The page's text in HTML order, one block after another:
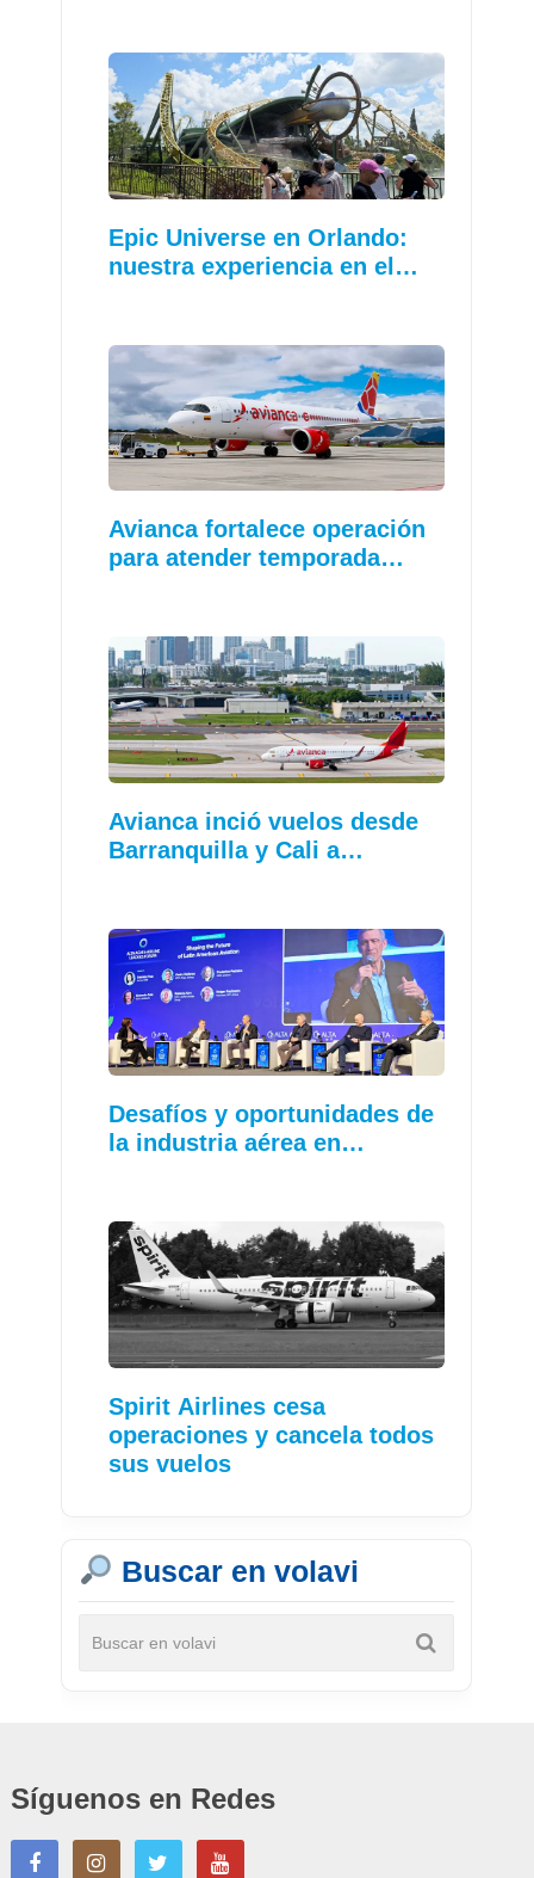
Epic Universe en Orlando:
nuestra experiencia en el…
Avianca fortalece operación
para atender temporada…
Avianca inció vuelos desde
Barranquilla y Cali a…
Desafíos y oportunidades de
la industria aérea en…
Spirit Airlines cesa
operaciones y cancela todos
sus vuelos
Buscar en volavi
Síguenos en Redes